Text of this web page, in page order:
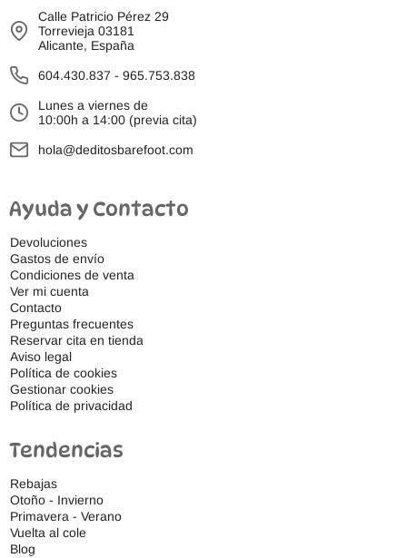
Calle Patricio Pérez 29
Torrevieja 03181
Alicante, España
604.430.837 - 965.753.838
Lunes a viernes de
10:00h a 14:00 (previa cita)
hola@deditosbarefoot.com
Ayuda y Contacto
Devoluciones
Gastos de envío
Condiciones de venta
Ver mi cuenta
Contacto
Preguntas frecuentes
Reservar cita en tienda
Aviso legal
Política de cookies
Gestionar cookies
Política de privacidad
Tendencias
Rebajas
Otoño - Invierno
Primavera - Verano
Vuelta al cole
Blog